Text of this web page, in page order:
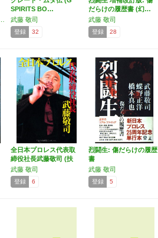
SPIRITS BO…
武藤 敬司
登録 32
だらけの履歴書 (幻…
武藤 敬司
登録 28
全日本プロレス代表取
締役社長武藤敬司 (扶
桑…
武藤 敬司
登録 6
烈闘生: 傷だらけの履歴
書
武藤 敬司
登録 5